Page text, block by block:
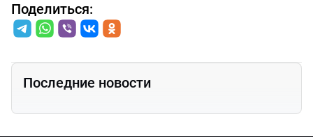
Поделиться:
Последние новости